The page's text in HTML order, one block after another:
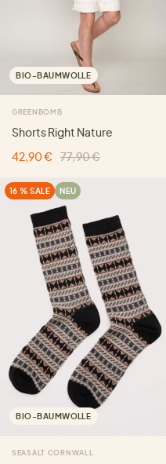
BIO-BAUMWOLLE
GREENBOMB
Shorts Right Nature
42,90 €
77,90 €
16 % SALE NEU
BIO-BAUMWOLLE
SEASALT CORNWALL